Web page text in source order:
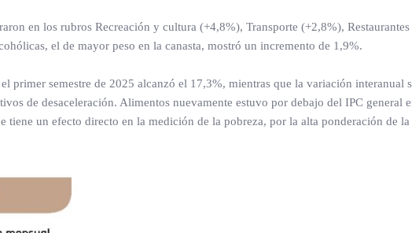
en los rubros Recreación y cultura (+4,8%), Transporte (+2,8%),
el de mayor peso en la canasta, mostró un incremento de 1,9%.
primer semestre de 2025 alcanzó el 17,3%, mientras que la variación interanual
de desaceleración. Alimentos nuevamente estuvo por debajo del IPC general
tiene un efecto directo en la medición de la pobreza, por la alta ponderación de la